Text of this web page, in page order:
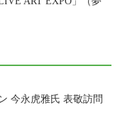
今永虎雅氏 表敬訪問